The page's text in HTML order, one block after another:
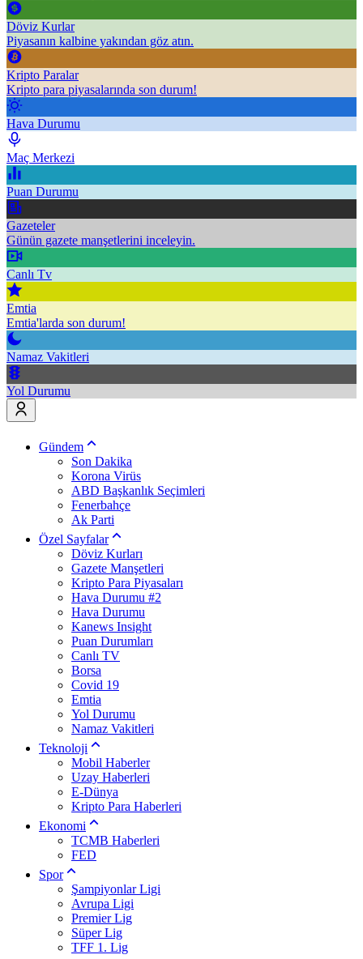
Döviz Kurlar
Piyasanın kalbine yakından göz atın.
Kripto Paralar
Kripto para piyasalarında son durum!
Hava Durumu
Maç Merkezi
Puan Durumu
Gazeteler
Günün gazete manşetlerini inceleyin.
Canlı Tv
Emtia
Emtia'larda son durum!
Namaz Vakitleri
Yol Durumu
Gündem
Son Dakika
Korona Virüs
ABD Başkanlık Seçimleri
Fenerbahçe
Ak Parti
Özel Sayfalar
Döviz Kurları
Gazete Manşetleri
Kripto Para Piyasaları
Hava Durumu #2
Hava Durumu
Kanews Insight
Puan Durumları
Canlı TV
Borsa
Covid 19
Emtia
Yol Durumu
Namaz Vakitleri
Teknoloji
Mobil Haberler
Uzay Haberleri
E-Dünya
Kripto Para Haberleri
Ekonomi
TCMB Haberleri
FED
Spor
Şampiyonlar Ligi
Avrupa Ligi
Premier Lig
Süper Lig
TFF 1. Lig